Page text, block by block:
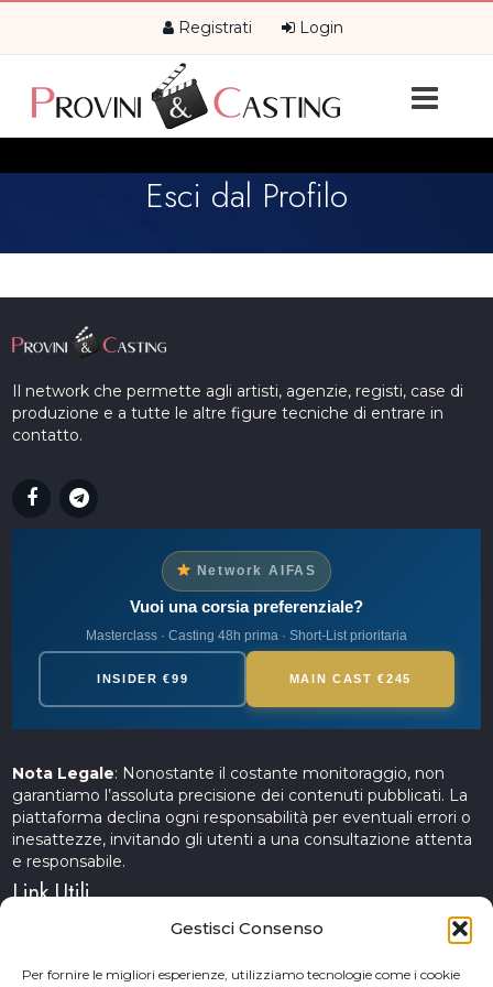
Gestisci Consenso
Per fornire le migliori esperienze, utilizziamo tecnologie come i cookie
Registrati Login
Esci dal Profilo
Il network che permette agli artisti, agenzie, registi, case di
produzione e a tutte le altre figure tecniche di entrare in
contatto.
Network AIFAS
Vuoi una corsia preferenziale?
Masterclass · Casting 48h prima · Short-List prioritaria
INSIDER €99 MAIN CAST €245
Nota Legale: Nonostante il costante monitoraggio, non
garantiamo l’assoluta precisione dei contenuti pubblicati. La
piattaforma declina ogni responsabilità per eventuali errori o
inesattezze, invitando gli utenti a una consultazione attenta
e responsabile.
Link Utili
Servizi Cinematografici